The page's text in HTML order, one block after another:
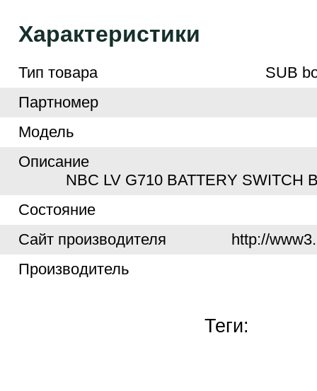
Характеристики
Тип товара
SUB
Партномер
Модель
Описание
NBC LV G710 BATTERY SWITCH
Cостояние
Cайт производителя
http://
Производитель
Теги: